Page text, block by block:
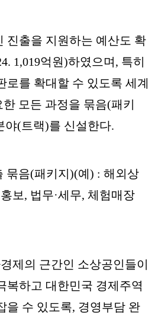
진출을 지원하는 예산도 확
1,019억원)하였으며, 특히
로를 확대할 수 있도록 세계
모든 과정을 묶음(패키
야(트랙)를 신설한다.
묶음(패키지)(예) : 해외상
보, 법무·세무, 체험매장
제의 근간인 소상공인들이
복하고 대한민국 경제주역
을 수 있도록, 경영부담 완